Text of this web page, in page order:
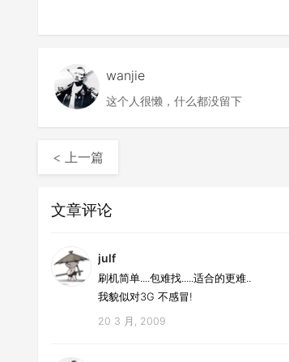
wanjie
这个人很懒，什么都没留下
< 上一篇
文章评论
julf
刷机简单....包难找.....适合的更难..
我貌似对3G 不感冒!
20 3 月, 2009